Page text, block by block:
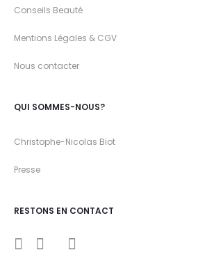
Conseils Beauté
Mentions Légales & CGV
Nous contacter
QUI SOMMES-NOUS?
Christophe-Nicolas Biot
Presse
RESTONS EN CONTACT